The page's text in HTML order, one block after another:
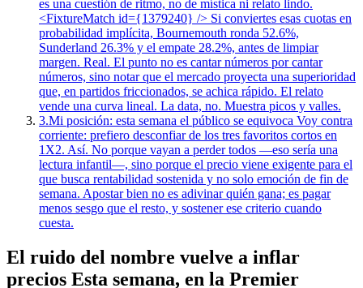
es una cuestión de ritmo, no de mística ni relato lindo.
<FixtureMatch id={1379240} /> Si conviertes esas cuotas en
probabilidad implícita, Bournemouth ronda 52.6%,
Sunderland 26.3% y el empate 28.2%, antes de limpiar
margen. Real. El punto no es cantar números por cantar
números, sino notar que el mercado proyecta una superioridad
que, en partidos friccionados, se achica rápido. El relato
vende una curva lineal. La data, no. Muestra picos y valles.
3.Mi posición: esta semana el público se equivoca Voy contra
corriente: prefiero desconfiar de los tres favoritos cortos en
1X2. Así. No porque vayan a perder todos —eso sería una
lectura infantil—, sino porque el precio viene exigente para el
que busca rentabilidad sostenida y no solo emoción de fin de
semana. Apostar bien no es adivinar quién gana; es pagar
menos sesgo que el resto, y sostener ese criterio cuando
cuesta.
El ruido del nombre vuelve a inflar
precios Esta semana, en la Premier